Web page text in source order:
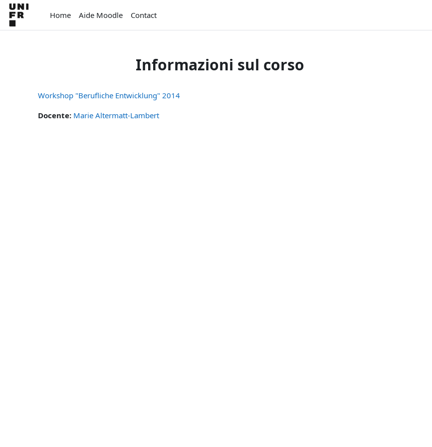
Vai al contenuto principale
Home
Aide Moodle Contact
Informazioni sul corso
Workshop "Berufliche Entwicklung" 2014
Docente: Marie Altermatt-Lambert